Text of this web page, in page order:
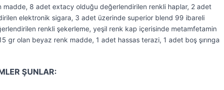
8 adet extacy olduğu değerlendirilen renkli haplar, 2 adet
elektronik sigara, 3 adet üzerinde superior blend 99 ibareli
renkli şekerleme, yeşil renk kap içerisinde metamfetamin
gr olan beyaz renk madde, 1 adet hassas terazi, 1 adet boş şırınga
ŞUNLAR: